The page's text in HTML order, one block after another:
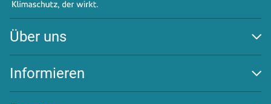
Über uns
Team
Transparenz
Wirksamkeit
Informieren